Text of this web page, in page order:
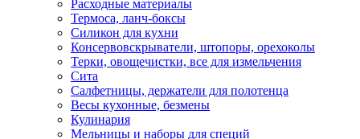
Расходные материалы
Термоса, ланч-боксы
Силикон для кухни
Консервовскрыватели, штопоры, орехоколы
Терки, овощечистки, все для измельчения
Сита
Салфетницы, держатели для полотенца
Весы кухонные, безмены
Кулинария
Мельницы и наборы для специй